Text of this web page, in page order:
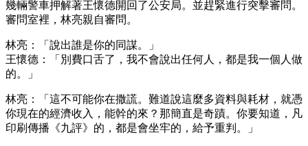
幾輛警車押解著王懷德開回了公安局。並趕緊進行突擊審問。
審問室裡，林亮親自審問。
林亮：「說出誰是你的同謀。」
王懷德：「別費口舌了，我不會說出任何人，都是我一個人做
的。」
林亮：「這不可能你在撒謊。難道說這麼多資料與耗材，就憑
你現在的經濟收入，能幹的來？那簡直是奇蹟。你要知道，凡
印刷傳播《九評》的，都是會坐牢的，給予重判。」